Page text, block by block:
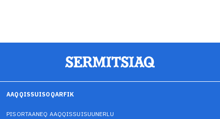
AAQQISSUISOQARFIK
PISORTAANEQ AAQQISSUISUUNERLU